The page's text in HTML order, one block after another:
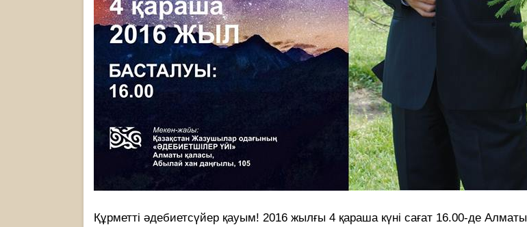
Құрметті әдебиетсүйер қауым! 2016 жылғы 4 қараша күні сағат 16.00-де Алматы